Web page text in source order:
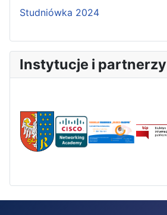
Studniówka 2024
Instytucje i partnerzy